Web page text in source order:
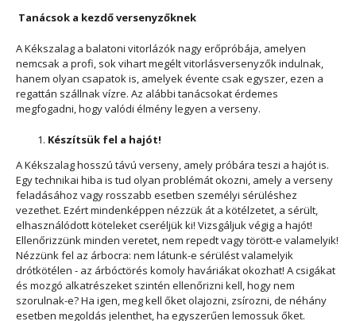
Tanácsok a kezdő versenyzőknek
A Kékszalag a balatoni vitorlázók nagy erőpróbája, amelyen
nemcsak a profi, sok vihart megélt vitorlásversenyzők indulnak,
hanem olyan csapatok is, amelyek évente csak egyszer, ezen a
regattán szállnak vízre. Az alábbi tanácsokat érdemes
megfogadni, hogy valódi élmény legyen a verseny.
Készítsük fel a hajót!
A Kékszalag hosszú távú verseny, amely próbára teszi a hajót is.
Egy technikai hiba is tud olyan problémát okozni, amely a verseny
feladásához vagy rosszabb esetben személyi sérüléshez
vezethet. Ezért mindenképpen nézzük át a kötélzetet, a sérült,
elhasználódott köteleket cseréljük ki! Vizsgáljuk végig a hajót!
Ellenőrizzünk minden veretet, nem repedt vagy törött-e valamelyik!
Nézzünk fel az árbocra: nem látunk-e sérülést valamelyik
drótkötélen - az árbóctörés komoly haváriákat okozhat! A csigákat
és mozgó alkatrészeket szintén ellenőrizni kell, hogy nem
szorulnak-e? Ha igen, meg kell őket olajozni, zsírozni, de néhány
esetben megoldás jelenthet, ha egyszerűen lemossuk őket.